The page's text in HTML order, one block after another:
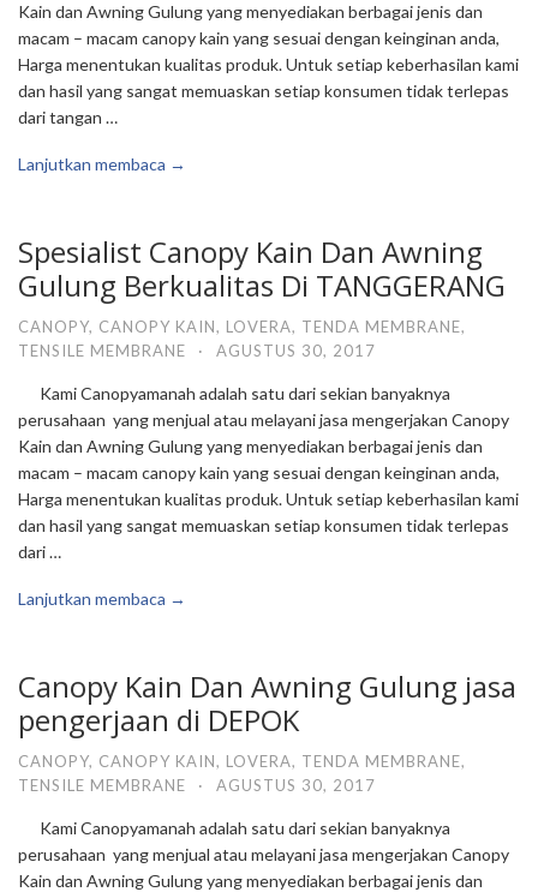
Kain dan Awning Gulung yang menyediakan berbagai jenis dan
macam – macam canopy kain yang sesuai dengan keinginan anda,
Harga menentukan kualitas produk. Untuk setiap keberhasilan kami
dan hasil yang sangat memuaskan setiap konsumen tidak terlepas
dari tangan …
Lanjutkan membaca →
Spesialist Canopy Kain Dan Awning
Gulung Berkualitas Di TANGGERANG
CANOPY, CANOPY KAIN, LOVERA, TENDA MEMBRANE,
TENSILE MEMBRANE
· AGUSTUS 30, 2017
Kami Canopyamanah adalah satu dari sekian banyaknya
perusahaan yang menjual atau melayani jasa mengerjakan Canopy
Kain dan Awning Gulung yang menyediakan berbagai jenis dan
macam – macam canopy kain yang sesuai dengan keinginan anda,
Harga menentukan kualitas produk. Untuk setiap keberhasilan kami
dan hasil yang sangat memuaskan setiap konsumen tidak terlepas
dari …
Lanjutkan membaca →
Canopy Kain Dan Awning Gulung jasa
pengerjaan di DEPOK
CANOPY, CANOPY KAIN, LOVERA, TENDA MEMBRANE,
TENSILE MEMBRANE
· AGUSTUS 30, 2017
Kami Canopyamanah adalah satu dari sekian banyaknya
perusahaan yang menjual atau melayani jasa mengerjakan Canopy
Kain dan Awning Gulung yang menyediakan berbagai jenis dan